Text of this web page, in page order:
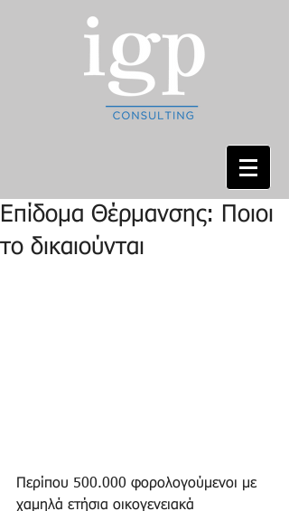
Επίδομα Θέρμανσης: Ποιοι
το δικαιούνται
Περίπου 500.000 φορολογούμενοι με
χαμηλά ετήσια οικογενειακά